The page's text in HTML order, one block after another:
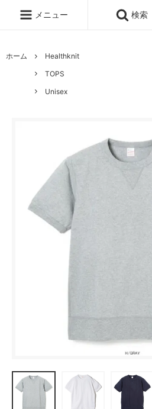
メニュー 検索
ホーム
Healthknit
TOPS
Unisex